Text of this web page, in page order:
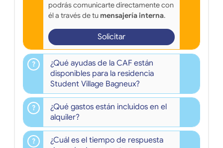
podrás comunicarte directamente con
él a través de tu mensajería interna.
Solicitar
¿Qué ayudas de la CAF están
disponibles para la residencia
Student Village Bagneux?
¿Qué gastos están incluidos en el
alquiler?
¿Cuál es el tiempo de respuesta